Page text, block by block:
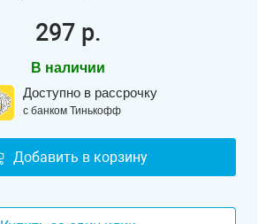
297 р.
В наличии
Доступно в рассрочку
с банком Тинькофф
Добавить в корзину